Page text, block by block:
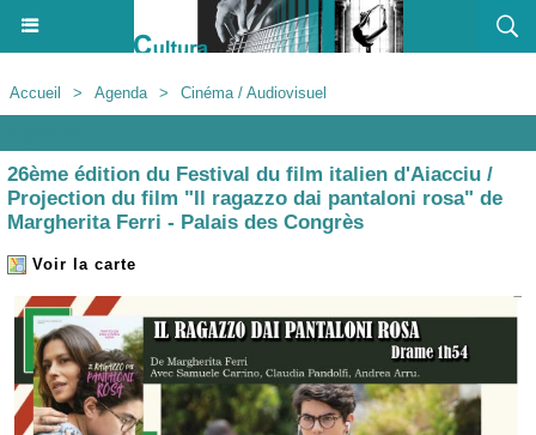
Accueil > Agenda > Cinéma / Audiovisuel
26ème édition du Festival du film italien d'Aiacciu /
Projection du film "Il ragazzo dai pantaloni rosa" de
Margherita Ferri - Palais des Congrès
Voir la carte